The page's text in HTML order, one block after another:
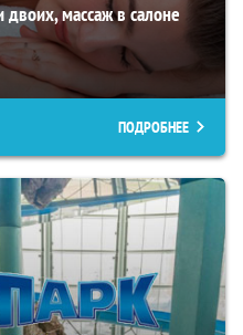
массаж в салоне
ПОДРОБНЕЕ